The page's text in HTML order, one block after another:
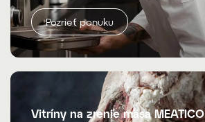
Pozrieť ponuku
Vitríny na zrenie mäsa MEATICO